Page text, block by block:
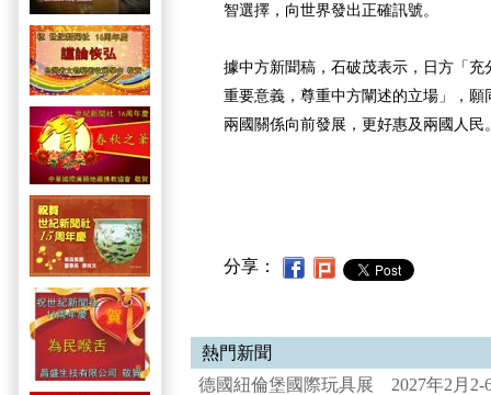
智選擇，向世界發出正確訊號。
據中方新聞稿，石破茂表示，日方「
重要意義，尊重中方闡述的立場」，
兩國關係向前發展，更好惠及兩國人民
分享：
熱門新聞
德國紐倫堡國際玩具展 2027年2月2-